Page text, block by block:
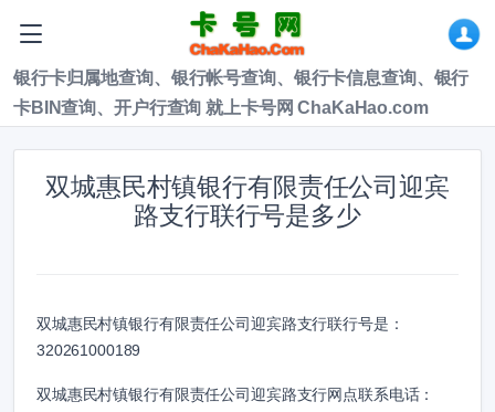
银行卡归属地查询、银行帐号查询、银行卡信息查询、银行
卡BIN查询、开户行查询 就上卡号网 ChaKaHao.com
双城惠民村镇银行有限责任公司迎宾
路支行联行号是多少
双城惠民村镇银行有限责任公司迎宾路支行联行号是：
320261000189
双城惠民村镇银行有限责任公司迎宾路支行网点联系电话：